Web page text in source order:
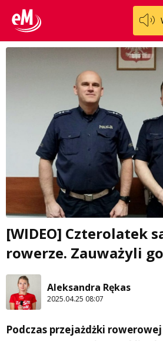
[WIDEO] Czterolatek
rowerze. Zauważyli
Aleksandra Rękas
2025.04.25 08:07
Podczas przejażdżki